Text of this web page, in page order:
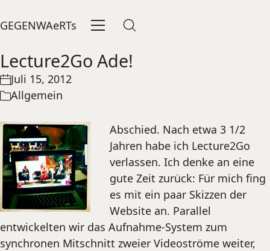
GEGENWAeRTs
Lecture2Go Ade!
Juli 15, 2012
Allgemein
Abschied. Nach etwa 3 1/2
Jahren habe ich Lecture2Go
verlassen. Ich denke an eine
gute Zeit zurück: Für mich fing
es mit ein paar Skizzen der
Website an. Parallel
entwickelten wir das Aufnahme-System zum
synchronen Mitschnitt zweier Videoströme weiter,